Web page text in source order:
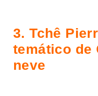
3. Tchê
temático de
neve